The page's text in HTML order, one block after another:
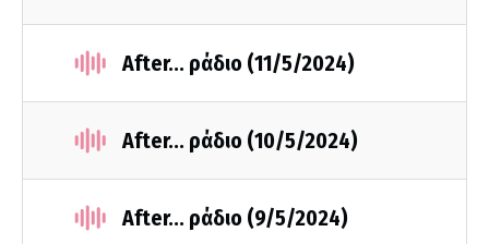
After... ράδιο (11/5/2024)
After... ράδιο (10/5/2024)
After... ράδιο (9/5/2024)